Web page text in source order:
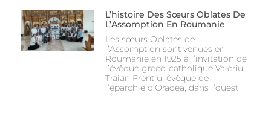
L’histoire Des Sœurs Oblates De
L’Assomption En Roumanie
Les sœurs Oblates de
l’Assomption sont venues en
Roumanie en 1925 à l’invitation de
l’évêque greco-catholique Valeriu
Traian Frentiu, évêque de
l’éparchie d’Oradea, dans l’ouest